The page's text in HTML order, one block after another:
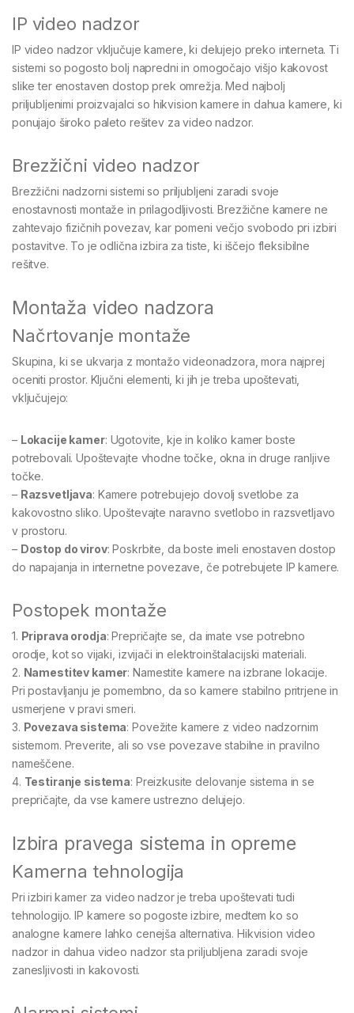
IP video nadzor
IP video nadzor vključuje kamere, ki delujejo preko interneta. Ti
sistemi so pogosto bolj napredni in omogočajo višjo kakovost
slike ter enostaven dostop prek omrežja. Med najbolj
priljubljenimi proizvajalci so hikvision kamere in dahua kamere, ki
ponujajo široko paleto rešitev za video nadzor.
Brezžični video nadzor
Brezžični nadzorni sistemi so priljubljeni zaradi svoje
enostavnosti montaže in prilagodljivosti. Brezžične kamere ne
zahtevajo fizičnih povezav, kar pomeni večjo svobodo pri izbiri
postavitve. To je odlična izbira za tiste, ki iščejo fleksibilne
rešitve.
Montaža video nadzora
Načrtovanje montaže
Skupina, ki se ukvarja z montažo videonadzora, mora najprej
oceniti prostor. Ključni elementi, ki jih je treba upoštevati,
vključujejo:
– Lokacije kamer: Ugotovite, kje in koliko kamer boste
potrebovali. Upoštevajte vhodne točke, okna in druge ranljive
točke.
– Razsvetljava: Kamere potrebujejo dovolj svetlobe za
kakovostno sliko. Upoštevajte naravno svetlobo in razsvetljavo
v prostoru.
– Dostop do virov: Poskrbite, da boste imeli enostaven dostop
do napajanja in internetne povezave, če potrebujete IP kamere.
Postopek montaže
1. Priprava orodja: Prepričajte se, da imate vse potrebno
orodje, kot so vijaki, izvijači in elektroinštalacijski materiali.
2. Namestitev kamer: Namestite kamere na izbrane lokacije.
Pri postavljanju je pomembno, da so kamere stabilno pritrjene in
usmerjene v pravi smeri.
3. Povezava sistema: Povežite kamere z video nadzornim
sistemom. Preverite, ali so vse povezave stabilne in pravilno
nameščene.
4. Testiranje sistema: Preizkusite delovanje sistema in se
prepričajte, da vse kamere ustrezno delujejo.
Izbira pravega sistema in opreme
Kamerna tehnologija
Pri izbiri kamer za video nadzor je treba upoštevati tudi
tehnologijo. IP kamere so pogoste izbire, medtem ko so
analogne kamere lahko cenejša alternativa. Hikvision video
nadzor in dahua video nadzor sta priljubljena zaradi svoje
zanesljivosti in kakovosti.